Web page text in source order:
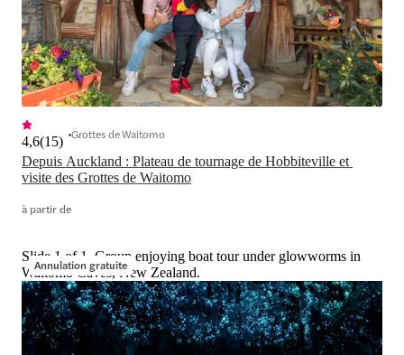
Depuis Auckland : Plateau de tournage de Hobbiteville et
visite des Grottes de Waitomo
4,6(15) Grottes de Waitomo
à partir de
Annulation gratuite
Slide 1 of 1, Group enjoying boat tour under glowworms in
Waitomo Caves, New Zealand.